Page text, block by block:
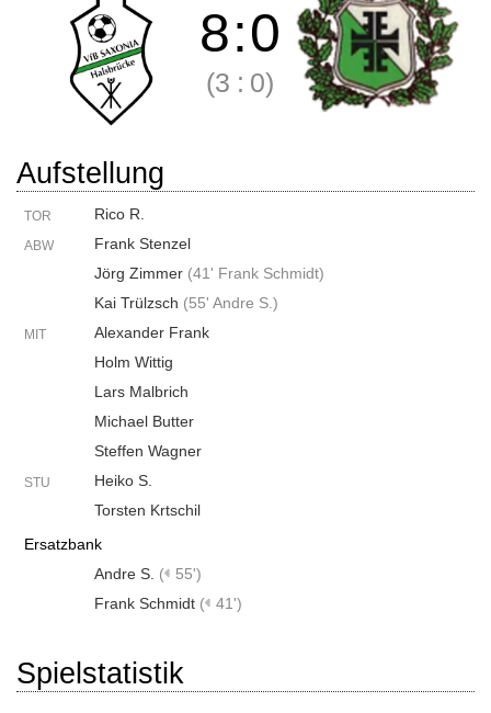
8:0
(3 : 0)
Aufstellung
TOR Rico R.
ABW
Frank Stenzel
Jörg Zimmer (41' Frank Schmidt)
Kai Trülzsch (55' Andre S. )
MIT
Alexander Frank
Holm Wittig
Lars Malbrich
Michael Butter
Steffen Wagner
STU
Heiko S.
Torsten Krtschil
Ersatzbank
Andre S. (
55')
Frank Schmidt ( 41')
Spielstatistik